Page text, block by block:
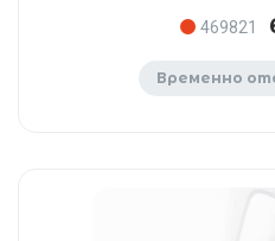
469821
Временно